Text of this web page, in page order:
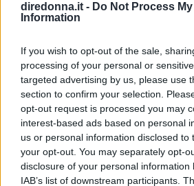
diredonna.it - Do Not Process
Information
If you wish to opt-out of the sale,
processing of your personal or
targeted advertising by us, please use
section to confirm your selection.
opt-out request is processed you may
interest-based ads based on personal
us or personal information disclosed to
your opt-out. You may separately opt-
disclosure of your personal information
IAB’s list of downstream participants.
Frasi sulla libertà: le più belle
STORIA OFFERTE AMAZON PELLE